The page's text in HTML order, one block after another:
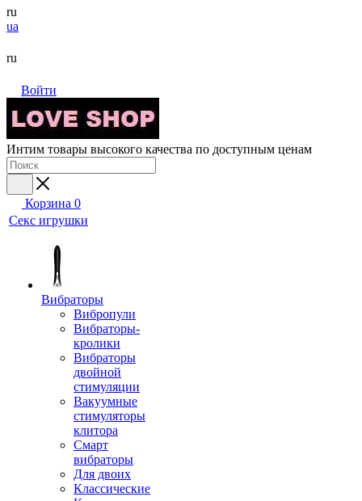
ru
ua
ru
Войти
Интим товары высокого качества по доступным ценам
Корзина 0
Секс игрушки
Вибраторы
Вибропули
Вибраторы-
кролики
Вибраторы
двойной
стимуляции
Вакуумные
стимуляторы
клитора
Смарт
вибраторы
Для двоих
Классические